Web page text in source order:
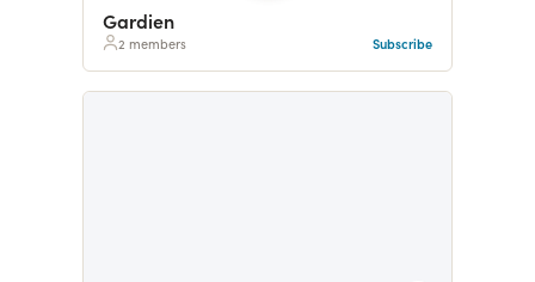
Gardien
2 members Subscribe